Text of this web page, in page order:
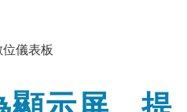
位儀表板